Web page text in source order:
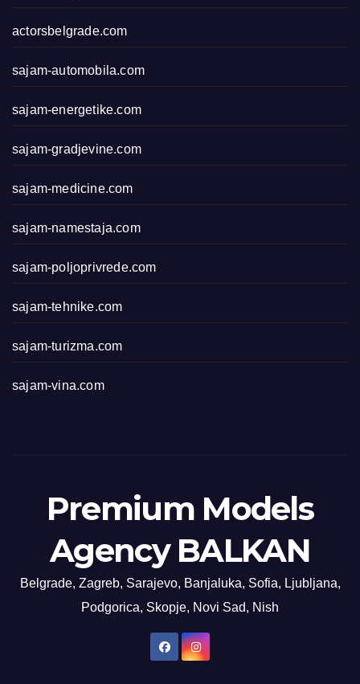
actorsbelgrade.com
sajam-automobila.com
sajam-energetike.com
sajam-gradjevine.com
sajam-medicine.com
sajam-namestaja.com
sajam-poljoprivrede.com
sajam-tehnike.com
sajam-turizma.com
sajam-vina.com
Premium Models
Agency BALKAN
Belgrade, Zagreb, Sarajevo, Banjaluka, Sofia, Ljubljana,
Podgorica, Skopje, Novi Sad, Nish